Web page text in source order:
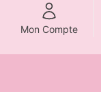
Mon Compte